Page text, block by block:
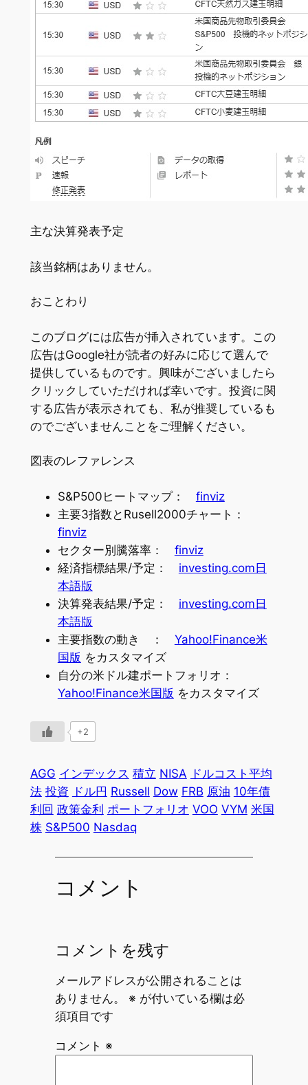
主な決算発表予定
該当銘柄はありません。
おことわり
このブログには広告が挿入されています。この
広告はGoogle社が読者の好みに応じて選んで
提供しているものです。興味がございましたら
クリックしていただければ幸いです。投資に関
する広告が表示されても、私が推奨しているも
のでございませんことをご理解ください。
図表のレファレンス
S&P500ヒートマップ： finviz
主要3指数とRusell2000チャート：
finviz
セクター別騰落率： finviz
経済指標結果/予定： investing.com日
本語版
決算発表結果/予定： investing.com日
本語版
主要指数の動き ： Yahoo!Finance米
国版 をカスタマイズ
自分の米ドル建ポートフォリオ：
Yahoo!Finance米国版 をカスタマイズ
+2
AGG インデックス 積立 NISA ドルコスト平均
法 投資 ドル円 Russell Dow FRB 原油 10年債
利回 政策金利 ポートフォリオ VOO VYM 米国
株 S&P500 Nasdaq
コメント
コメントを残す
メールアドレスが公開されることは
ありません。
※ が付いている欄は必
須項目です
コメント ※